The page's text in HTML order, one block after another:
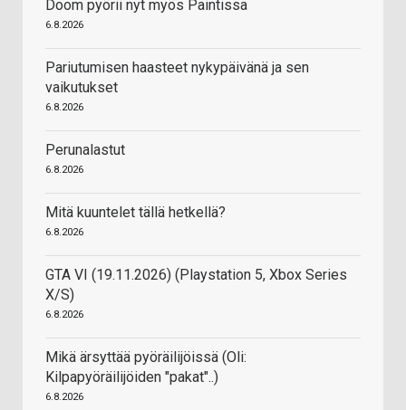
Doom pyörii nyt myös Paintissa
6.8.2026
Pariutumisen haasteet nykypäivänä ja sen
vaikutukset
6.8.2026
Perunalastut
6.8.2026
Mitä kuuntelet tällä hetkellä?
6.8.2026
GTA VI (19.11.2026) (Playstation 5, Xbox Series
X/S)
6.8.2026
Mikä ärsyttää pyöräilijöissä (Oli:
Kilpapyöräilijöiden "pakat"..)
6.8.2026